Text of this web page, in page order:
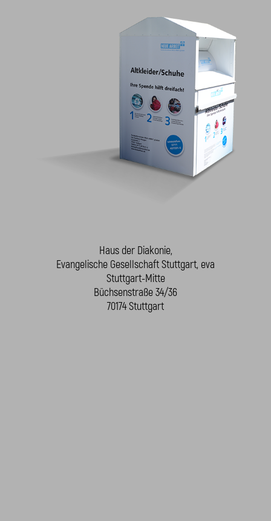
Haus der Diakonie,
Evangelische Gesellschaft Stuttgart, eva
Stuttgart-Mitte
Büchsenstraße 34/36
70174 Stuttgart